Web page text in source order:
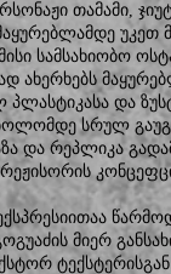
თამამი,
უკეთ
სამსახიობო
ახერხებს
პლასტიკასა და
სრულ
და რეპლიკა
მიერ